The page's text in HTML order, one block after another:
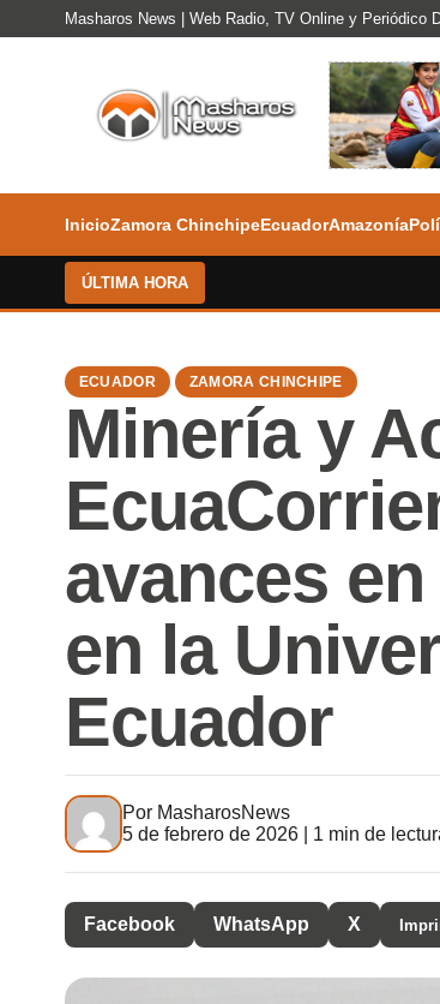
Masharos News | Web Radio, TV Online y Periódico
InicioZamora ChinchipeEcuadorAmazonía
ÚLTIMA HORA
ECUADOR ZAMORA CHINCHIPE
Minería y
avances
en la
Ecuador
Por MasharosNews
5 de febrero de 2026 | 1 min de
Facebook WhatsApp X